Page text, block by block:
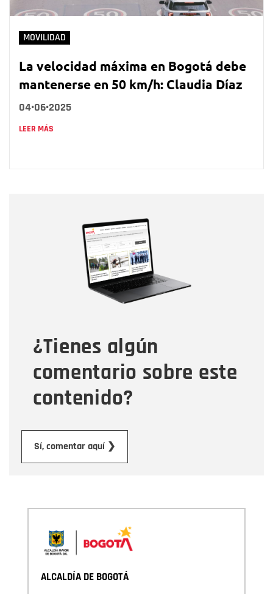
MOVILIDAD
La velocidad máxima en Bogotá debe
mantenerse en 50 km/h: Claudia Díaz
04•06•2025
LEER MÁS
¿Tienes algún
comentario sobre este
contenido?
Sí, comentar aquí ❯
Correo electrónico
Tipo de comentario
Mensaje
ALCALDÍA DE BOGOTÁ